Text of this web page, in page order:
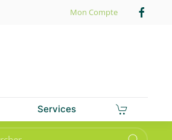
Mon Compte
Services